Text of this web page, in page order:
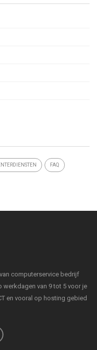
FAQ
computerservice bedrijf
werkdagen van 9 tot 5 voor je
en vooral op hosting gebied